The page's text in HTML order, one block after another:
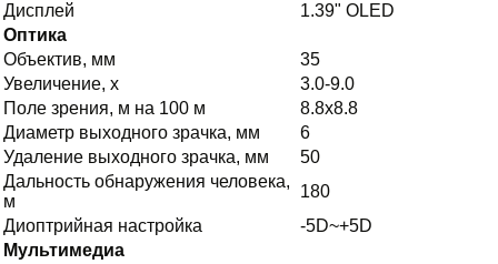
Дисплей
1.39" OLED
Оптика
Объектив, мм
35
Увеличение, х
3.0-9.0
Поле зрения, м на 100 м
8.8x8.8
Диаметр выходного зрачка, мм
6
Удаление выходного зрачка, мм
50
Дальность обнаружения человека,
м
180
Диоптрийная настройка
-5D~+5D
Мультимедиа